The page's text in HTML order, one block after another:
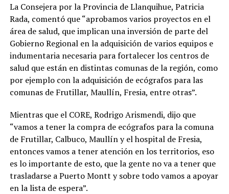
La Consejera por la Provincia de Llanquihue, Patricia
Rada, comentó que “aprobamos varios proyectos en el
área de salud, que implican una inversión de parte del
Gobierno Regional en la adquisición de varios equipos e
indumentaria necesaria para fortalecer los centros de
salud que están en distintas comunas de la región, como
por ejemplo con la adquisición de ecógrafos para las
comunas de Frutillar, Maullín, Fresia, entre otras”.
Mientras que el CORE, Rodrigo Arismendi, dijo que
“vamos a tener la compra de ecógrafos para la comuna
de Frutillar, Calbuco, Maullín y el hospital de Fresia,
entonces vamos a tener atención en los territorios, eso
es lo importante de esto, que la gente no va a tener que
trasladarse a Puerto Montt y sobre todo vamos a apoyar
en la lista de espera”.